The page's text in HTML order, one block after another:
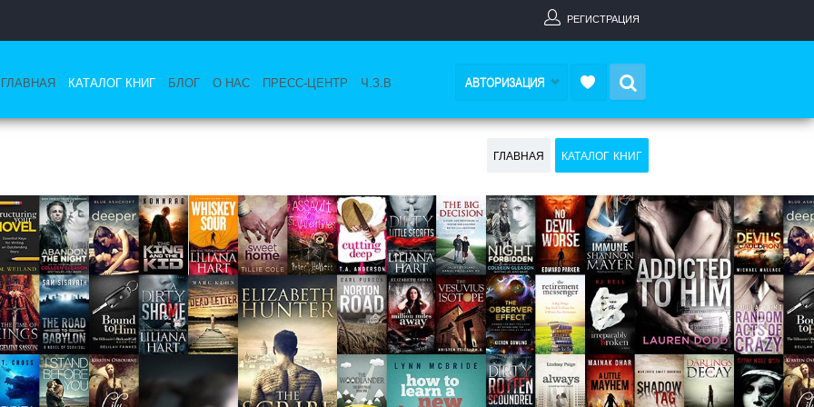
РЕГИСТРАЦИЯ
ГЛАВНАЯ КАТАЛОГ КНИГ БЛОГ О НАС ПРЕСС-ЦЕНТР Ч.З.В АВТОРИЗАЦИЯ
ГЛАВНАЯ КАТАЛОГ КНИГ